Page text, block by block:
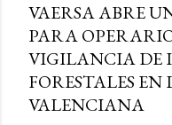
VAERSA ABRE
PARA
VIGILANCIA DE
FORESTALES
VALENCIANA